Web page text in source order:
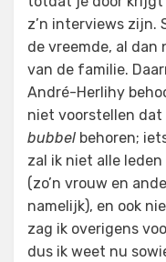
z’n interviews zijn.
de vreemde, al
van de familie.
André-Herlihy
niet voorstellen
bubbel behoren;
zal ik niet alle
(zo’n vrouw en
namelijk), en ook
zag ik overigens
dus ik weet nu